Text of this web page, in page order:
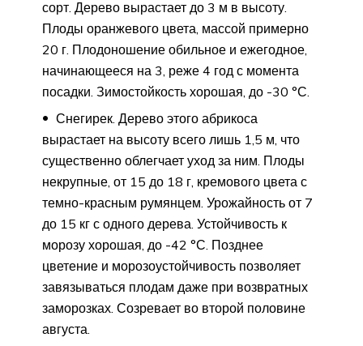
сорт. Дерево вырастает до 3 м в высоту.
Плоды оранжевого цвета, массой примерно
20 г. Плодоношение обильное и ежегодное,
начинающееся на 3, реже 4 год с момента
посадки. Зимостойкость хорошая, до -30 °С.
Снегирек. Дерево этого абрикоса
вырастает на высоту всего лишь 1,5 м, что
существенно облегчает уход за ним. Плоды
некрупные, от 15 до 18 г, кремового цвета с
темно-красным румянцем. Урожайность от 7
до 15 кг с одного дерева. Устойчивость к
морозу хорошая, до -42 °С. Позднее
цветение и морозоустойчивость позволяет
завязываться плодам даже при возвратных
заморозках. Созревает во второй половине
августа.